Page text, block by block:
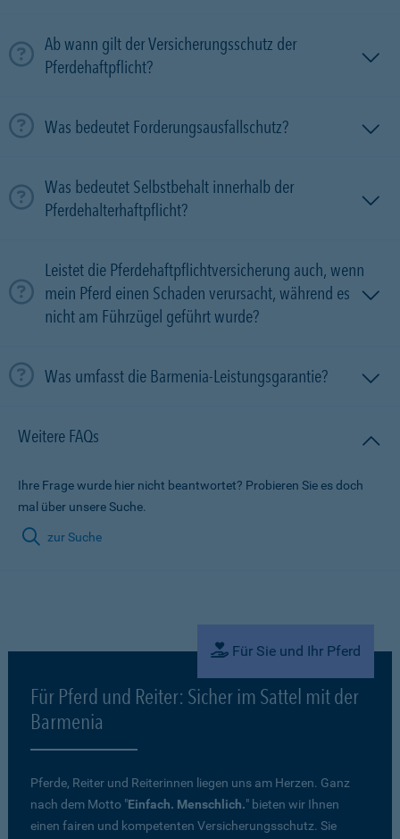
Ab wann gilt der Versicherungsschutz der
Pferdehaftpflicht?
Was bedeutet Forderungsausfallschutz?
Was bedeutet Selbstbehalt innerhalb der
Pferdehalterhaftpflicht?
Leistet die Pferdehaftpflichtversicherung auch, wenn
mein Pferd einen Schaden verursacht, während es
nicht am Führzügel geführt wurde?
Was umfasst die Barmenia-Leistungsgarantie?
Weitere FAQs
Ihre Frage wurde hier nicht beantwortet? Probieren Sie es doch
mal über unsere Suche.
zur Suche
Für Sie und Ihr Pferd
Für Pferd und Reiter: Sicher im Sattel mit der
Barmenia
Pferde, Reiter und Reiterinnen liegen uns am Herzen. Ganz
nach dem Motto "Einfach. Menschlich." bieten wir Ihnen
einen fairen und kompetenten Versicherungsschutz. Sie